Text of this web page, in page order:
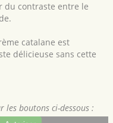
du contraste entre le
catalane est
délicieuse sans cette
les boutons ci-dessous :